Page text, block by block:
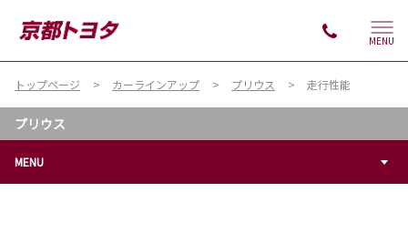
MENU
トップページ カーラインアップ プリウス 走行性能
プリウス
MENU